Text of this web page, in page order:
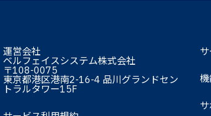
運営会社
ベルフェイスシステム株式会社
〒108-0075
東京都港区港南2-16-4 品川グランドセン
トラルタワー15F